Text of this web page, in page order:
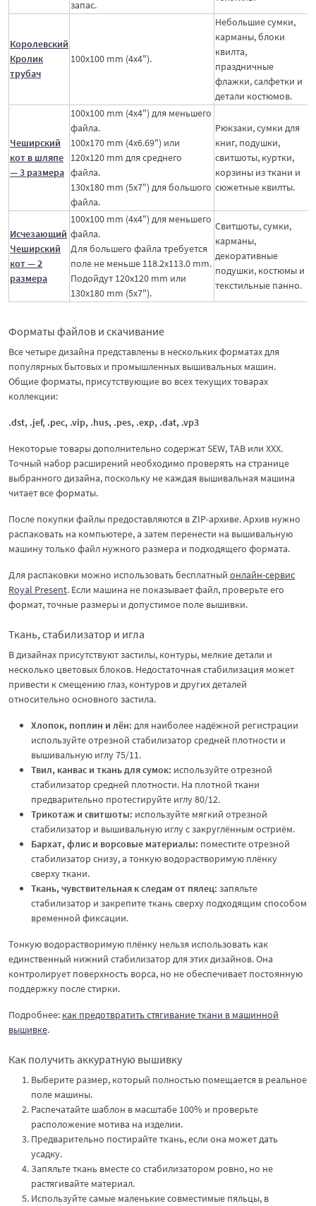
запас.
Королевский
Кролик
трубач
100x100 mm (4x4").
Небольшие сумки,
карманы, блоки
квилта,
праздничные
флажки, салфетки и
детали костюмов.
Чеширский
кот в шляпе
— 3 размера
100x100 mm (4x4") для меньшего
файла.
100x170 mm (4x6.69") или
120x120 mm для среднего
файла.
130x180 mm (5x7") для большого
файла.
Рюкзаки, сумки для
книг, подушки,
свитшоты, куртки,
корзины из ткани и
сюжетные квилты.
Исчезающий
Чеширский
кот — 2
размера
100x100 mm (4x4") для меньшего
файла.
Для большего файла требуется
поле не меньше 118.2x113.0 mm.
Подойдут 120x120 mm или
130x180 mm (5x7").
Свитшоты, сумки,
карманы,
декоративные
подушки, костюмы и
текстильные панно.
Форматы файлов и скачивание
Все четыре дизайна представлены в нескольких форматах для
популярных бытовых и промышленных вышивальных машин.
Общие форматы, присутствующие во всех текущих товарах
коллекции:
.dst, .jef, .pec, .vip, .hus, .pes, .exp, .dat, .vp3
Некоторые товары дополнительно содержат SEW, TAB или XXX.
Точный набор расширений необходимо проверять на странице
выбранного дизайна, поскольку не каждая вышивальная машина
читает все форматы.
После покупки файлы предоставляются в ZIP-архиве. Архив нужно
распаковать на компьютере, а затем перенести на вышивальную
машину только файл нужного размера и подходящего формата.
Для распаковки можно использовать бесплатный онлайн-сервис
Royal Present. Если машина не показывает файл, проверьте его
формат, точные размеры и допустимое поле вышивки.
Ткань, стабилизатор и игла
В дизайнах присутствуют застилы, контуры, мелкие детали и
несколько цветовых блоков. Недостаточная стабилизация может
привести к смещению глаз, контуров и других деталей
относительно основного застила.
Хлопок, поплин и лён: для наиболее надёжной регистрации
используйте отрезной стабилизатор средней плотности и
вышивальную иглу 75/11.
Твил, канвас и ткань для сумок: используйте отрезной
стабилизатор средней плотности. На плотной ткани
предварительно протестируйте иглу 80/12.
Трикотаж и свитшоты: используйте мягкий отрезной
стабилизатор и вышивальную иглу с закруглённым остриём.
Бархат, флис и ворсовые материалы: поместите отрезной
стабилизатор снизу, а тонкую водорастворимую плёнку
сверху ткани.
Ткань, чувствительная к следам от пялец: запяльте
стабилизатор и закрепите ткань сверху подходящим способом
временной фиксации.
Тонкую водорастворимую плёнку нельзя использовать как
единственный нижний стабилизатор для этих дизайнов. Она
контролирует поверхность ворса, но не обеспечивает постоянную
поддержку после стирки.
Подробнее: как предотвратить стягивание ткани в машинной
вышивке.
Как получить аккуратную вышивку
Выберите размер, который полностью помещается в реальное
поле машины.
Распечатайте шаблон в масштабе 100% и проверьте
расположение мотива на изделии.
Предварительно постирайте ткань, если она может дать
усадку.
Запяльте ткань вместе со стабилизатором ровно, но не
растягивайте материал.
Используйте самые маленькие совместимые пяльцы, в